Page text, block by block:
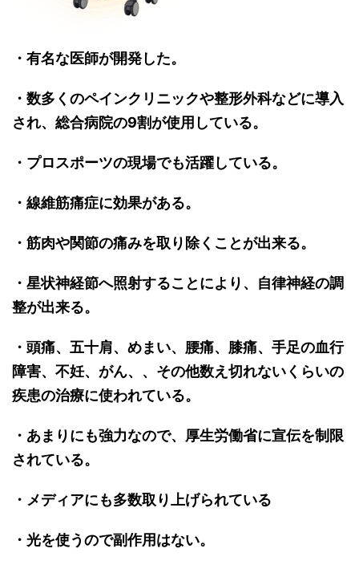
・有名な医師が開発した。
・数多くのペインクリニックや整形外科などに導入
され、総合病院の9割が使用している。
・プロスポーツの現場でも活躍している。
・線維筋痛症に効果がある。
・筋肉や関節の痛みを取り除くことが出来る。
・星状神経節へ照射することにより、自律神経の調
整が出来る。
・頭痛、五十肩、めまい、腰痛、膝痛、手足の血行
障害、不妊、がん、、その他数え切れないくらいの
疾患の治療に使われている。
・あまりにも強力なので、厚生労働省に宣伝を制限
されている。
・メディアにも多数取り上げられている
・光を使うので副作用はない。